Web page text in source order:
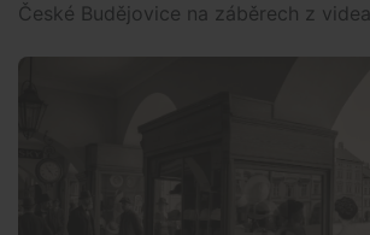
České Budějovice na záběrech z videa